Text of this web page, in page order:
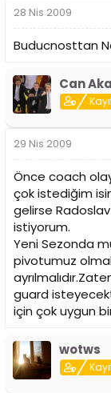
28 Nis 2009
Buducnosttan
Can
29 Nis 2009
Önce coach
çok istediğim
gelirse
istiyorum.
Yeni Sezonda
pivotumuz
guard
için çok uygun
wotws